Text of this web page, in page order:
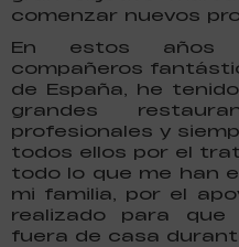
comenzar nuevos
En estos años
compañeros
de España, he
grandes
profesionales y
todos ellos por el
todo lo que me han
mi familia, por el
realizado para
fuera de casa